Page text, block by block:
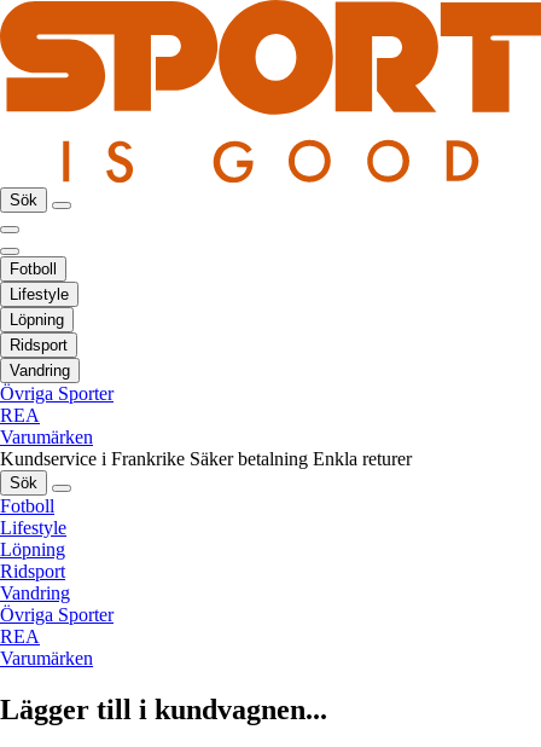
Sök
Fotboll
Lifestyle
Löpning
Ridsport
Vandring
Övriga Sporter
REA
Varumärken
Kundservice i Frankrike Säker betalning Enkla returer
Sök
Fotboll
Lifestyle
Löpning
Ridsport
Vandring
Övriga Sporter
REA
Varumärken
Lägger till i kundvagnen...